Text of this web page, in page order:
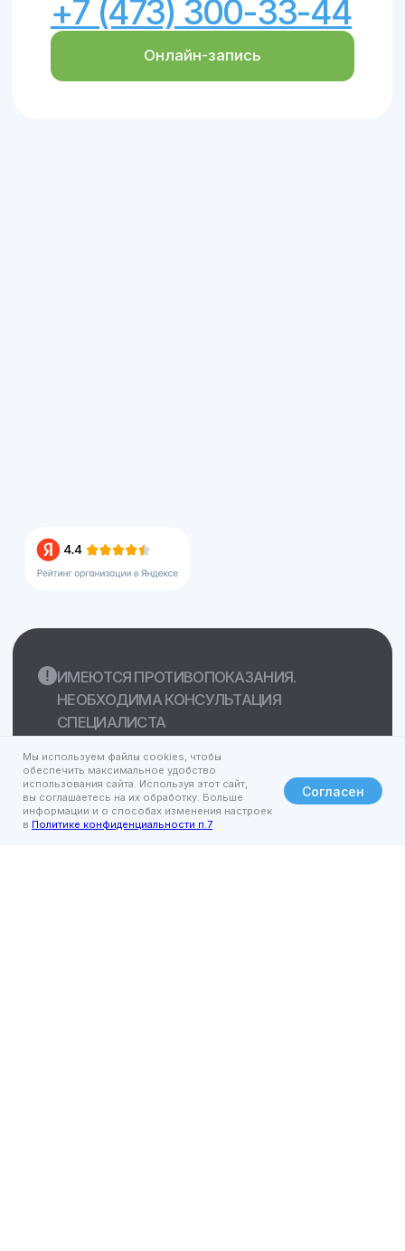
Мы используем файлы cookies, чтобы
обеспечить максимальное удобство
использования сайта. Используя этот сайт,
вы соглашаетесь на их обработку. Больше
информации и о способах изменения настроек
в Политике конфиденциальности п.7
Согласен